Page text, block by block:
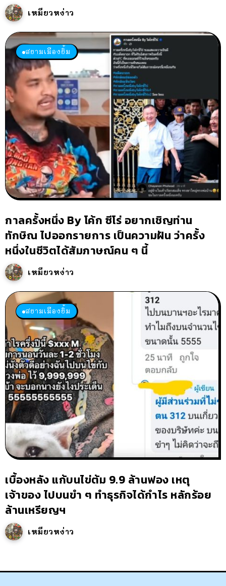
เหมียวหง่าว
สยามเมืองยิ้ม
กาลครั้งหนึ่ง By โค้ก ซีโร่ อยากเชิญท่าน
ทักษิณ ไปออกรายการ เป็นความฝัน ว่าครั้ง
หนึ่งในชีวิตได้สัมภาษณ์คน ๆ นี้
เหมียวหง่าว
สยามเมืองยิ้ม
เบื้องหลัง แก้บนไข่ต้ม 9.9 ล้านฟอง เหตุ
เจ้าของ ไปบนขำ ๆ ทำธุรกิจได้กำไร หลักร้อย
ล้านเหรียญฯ
เหมียวหง่าว